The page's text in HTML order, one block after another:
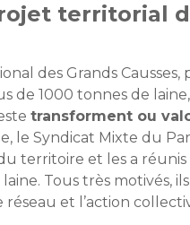
territorial
des Grands
de 1000 tonnes de
transforment ou
le Syndicat Mixte du
territoire et les a réunis
Tous très motivés,
et l’action